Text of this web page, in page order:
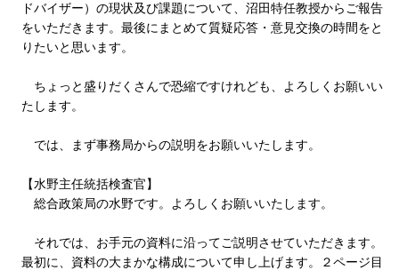
ドバイザー）の現状及び課題について、沼田特任教授からご報告
をいただきます。最後にまとめて質疑応答・意見交換の時間をと
りたいと思います。
ちょっと盛りだくさんで恐縮ですけれども、よろしくお願いい
たします。
では、まず事務局からの説明をお願いいたします。
【水野主任統括検査官】
総合政策局の水野です。よろしくお願いいたします。
それでは、お手元の資料に沿ってご説明させていただきます。
最初に、資料の大まかな構成について申し上げます。２ページ目